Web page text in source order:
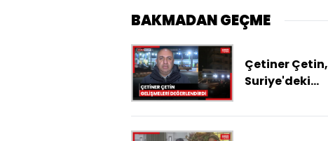
BAKMADAN GEÇME
Çetiner Çetin,
Suriye'deki
değerlendirdi